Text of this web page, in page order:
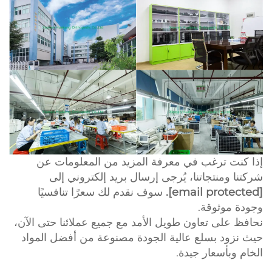
إذا كنت ترغب في معرفة المزيد من المعلومات عن
شركتنا ومنتجاتنا، يُرجى إرسال بريد إلكتروني إلى
[email protected]
. سوف نقدم لك سعرًا تنافسيًا
وجودة موثوقة.
نحافظ على تعاون طويل الأمد مع جميع عملائنا حتى الآن،
حيث نزود بسلع عالية الجودة مصنوعة من أفضل المواد
الخام وبأسعار جيدة.